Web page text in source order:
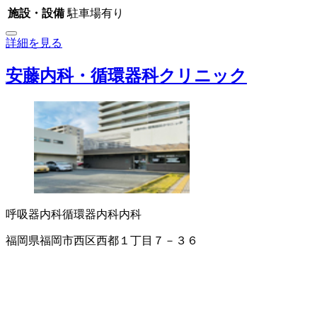
施設・設備 駐車場有り
詳細を見る
安藤内科・循環器科クリニック
呼吸器内科循環器内科内科
福岡県福岡市西区西都１丁目７－３６